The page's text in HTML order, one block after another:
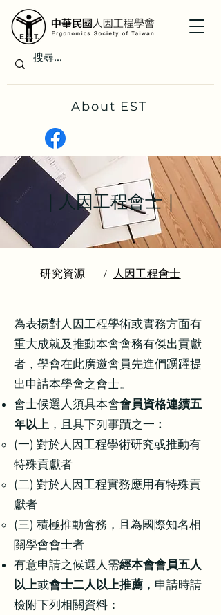
About EST
｜人因工程會士｜
研究資源 / 人因工程會士
為表揚對人因工程學術或實務方面有
重大成就及推動本會會務有傑出貢獻
者，學會在此廣邀會員先進們踴躍提
出申請本學會之會士。
會士候選人須具本會會員資格連續五
年以上 ，且具下列事蹟之一︰
(一) 對於人因工程學術研究或推動有
特殊貢獻者
(二) 對於人因工程實務應用有特殊貢
獻者
(三) 積極推動會務，且為國際知名相
關學會會士者
有意申請之候選人 需經本會會員五人
以上或會士二人以上推薦 ，申請時請
檢附下列相關資料：